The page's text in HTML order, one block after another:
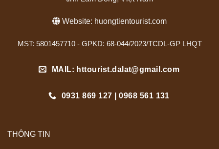
Website: huongtientourist.com
MST: 5801457710 - GPKD: 68-044/2023/TCDL-GP LHQT
MAIL: httourist.dalat@gmail.com
0931 869 127 | 0968 561 131
THÔNG TIN